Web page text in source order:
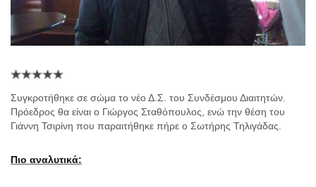
Συγκροτήθηκε σε σώμα το νέο Δ.Σ. του Συνδέσμου Διαιτητών.
Πρόεδρος θα είναι ο Γιώργος Σταθόπουλος, ενώ την θέση του
Γιάννη Τσιρίνη που παραιτήθηκε πήρε ο Σωτήρης Τηλιγάδας.
Πιο αναλυτικά: